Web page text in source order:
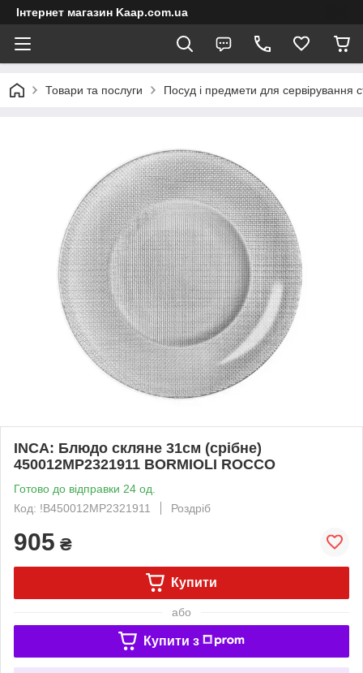
Інтернет магазин Kaap.com.ua
Товари та послуги Посуд і предмети для сервірування
INCA: Блюдо скляне 31см (срібне)
450012MP2321911 BORMIOLI ROCCO
Готово до відправки 24 од.
Код: !B450012MP2321911
Роздріб
905 ₴
Купити
або
Купити з